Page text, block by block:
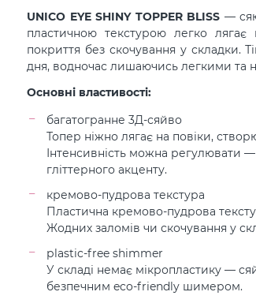
UNICO EYE SHINY TOPPER BLISS —
пластичною текстурою легко
покриття без скочування у складки.
дня, водночас лишаючись легкими та
Основні властивості:
багатогранне 3Д-сяйво
Топер ніжно лягає на повіки,
Інтенсивність можна регулювати
гліттерного акценту.
кремово-пудрова текстура
Пластична кремово-пудрова
Жодних заломів чи скочування у
рlastic-free shimmer
У складі немає мікропластику —
безпечним eco-friendly шимером.